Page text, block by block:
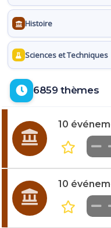
Histoire
Sciences et Techniques
6859 thèmes
10
10